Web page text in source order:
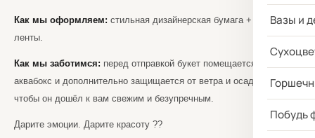
Вазы и
Побудь
Как мы оформляем: стильная дизайнерская бумага + атласные
ленты.
Как мы заботимся: перед отправкой букет помещается в
аквабокс и дополнительно защищается от ветра и осадков —
чтобы он дошёл к вам свежим и безупречным.
Дарите эмоции. Дарите красоту ??